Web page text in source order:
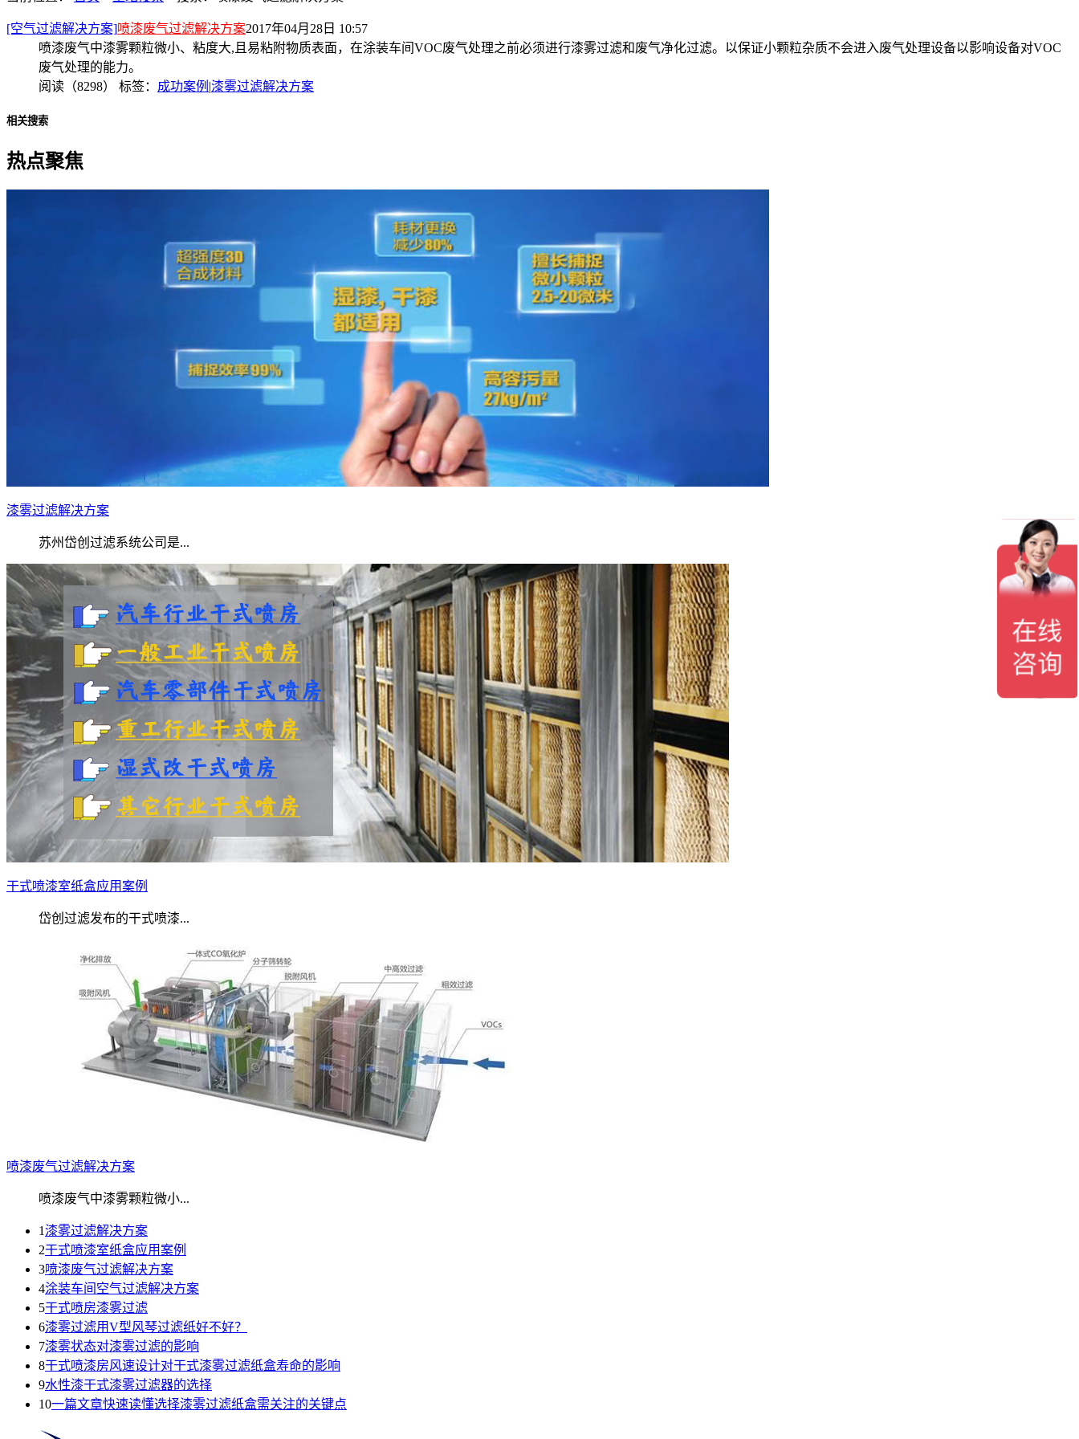
[空气过滤解决方案]喷漆废气过滤解决方案2017年04月28日 10:57
喷漆废气中漆雾颗粒微小、粘度大,且易粘附物质表面，在涂装车间VOC废气处理之前必须进行漆雾过滤和废气净化过滤。以保证小颗粒杂质不会进入废气处理设备以影响设备对VOC
废气处理的能力。
阅读（8298） 标签： 成功案例 |漆雾过滤解决方案
相关搜索
热点聚焦
漆雾过滤解决方案
苏州岱创过滤系统公司是...
干式喷漆室纸盒应用案例
岱创过滤发布的干式喷漆...
喷漆废气过滤解决方案
喷漆废气中漆雾颗粒微小...
1漆雾过滤解决方案
2干式喷漆室纸盒应用案例
3喷漆废气过滤解决方案
4涂装车间空气过滤解决方案
5干式喷房漆雾过滤
6漆雾过滤用V型风琴过滤纸好不好？
7漆雾状态对漆雾过滤的影响
8干式喷漆房风速设计对干式漆雾过滤纸盒寿命的影响
9水性漆干式漆雾过滤器的选择
10一篇文章快速读懂选择漆雾过滤纸盒需关注的关键点